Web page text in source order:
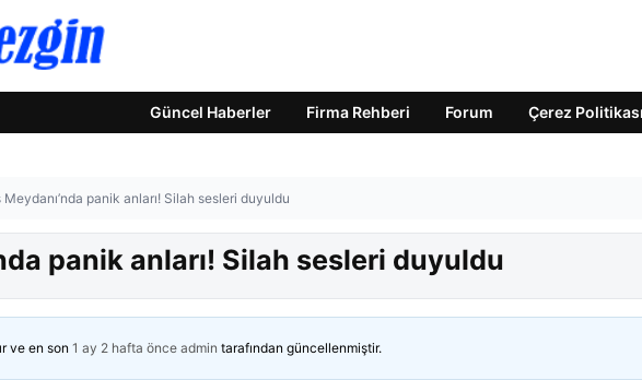
Güncel Haberler Firma Rehberi Forum Çerez Politikası
Meydanı’nda panik anları! Silah sesleri duyuldu
panik anları! Silah sesleri duyuldu
ve en son 1 ay 2 hafta önce admin tarafından güncellenmiştir.